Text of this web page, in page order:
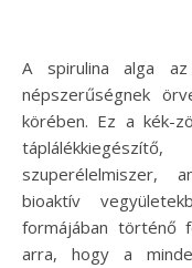
A spirulina alga az utóbbi években egyre nagyobb
népszerűségnek
körében. Ez a kék-
szuperélelmiszer,
bioaktív
formájában történő
arra, hogy a